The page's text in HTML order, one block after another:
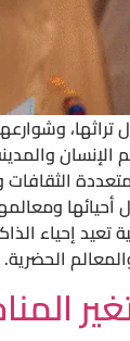
الثقافات
أحيائها
تعيد إحياء